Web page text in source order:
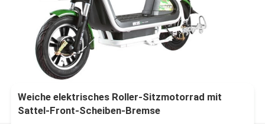
Weiche elektrisches Roller-Sitzmotorrad mit
Sattel-Front-Scheiben-Bremse